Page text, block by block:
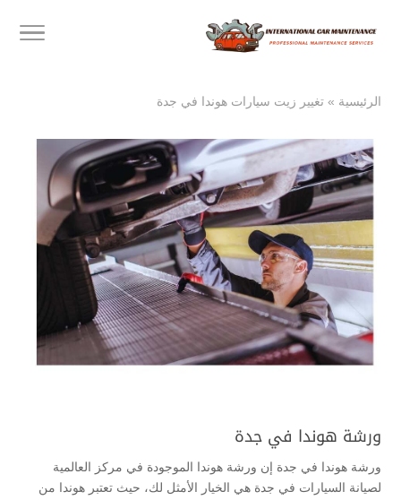
الرئيسية » تغيير زيت سيارات هوندا في جدة
ورشة هوندا في جدة
ورشة هوندا في جدة إن ورشة هوندا الموجودة في مركز العالمية
لصيانة السيارات في جدة هي الخيار الأمثل لك، حيث تعتبر هوندا من